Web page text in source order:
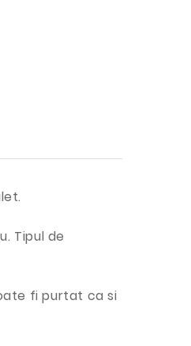
Tipul de
fi purtat ca si